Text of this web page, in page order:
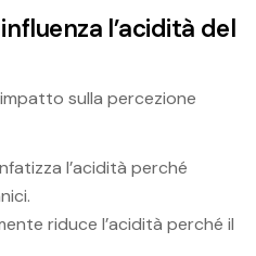
l’acidità del
sulla percezione
l’acidità perché
riduce l’acidità perché il